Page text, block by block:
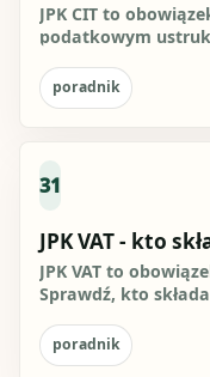
JPK CIT to
podatkowym
poradnik
31
JPK VAT - kto
JPK VAT to
Sprawdź, kto składa
poradnik